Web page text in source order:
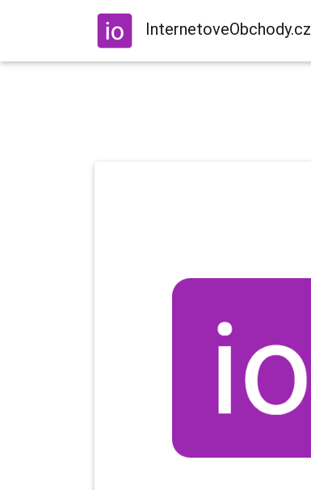
InternetoveObchody.cz